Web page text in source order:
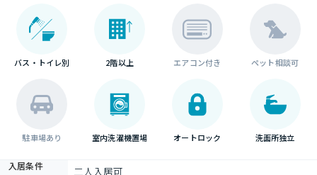
バス・トイレ別 2階以上 エアコン付き ペット相談可
駐車場あり 室内洗濯機置場 オートロック 洗面所独立
入居条件 二人入居可